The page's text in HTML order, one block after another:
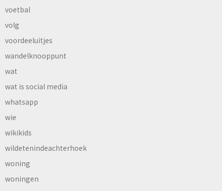
voetbal
volg
voordeeluitjes
wandelknooppunt
wat
wat is social media
whatsapp
wie
wikikids
wildetenindeachterhoek
woning
woningen